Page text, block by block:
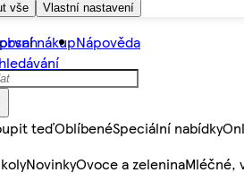
vše Vlastní nastavení
nákupNápověda
teďOblíbenéSpeciální nabídky
NovinkyOvoce a zeleninaMléčné,